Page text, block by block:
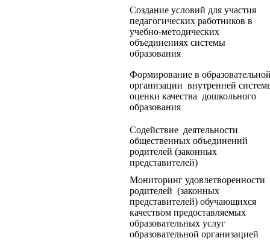
Создание условий для участия
педагогических работников в
учебно-методических
объединениях системы
образования
Формирование в
организации внутренней
оценки качества дошкольного
образования
Содействие деятельности
общественных объединений
родителей (законных
представителей)
Мониторинг удовлетворенности
родителей (законных
представителей) обучающихся
качеством предоставляемых
образовательных услуг
образовательной организацией